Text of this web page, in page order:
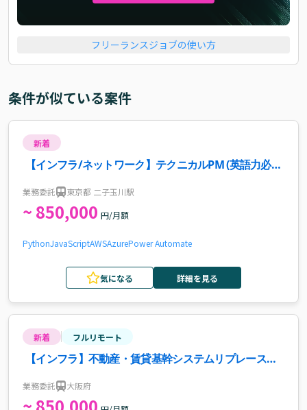
フリーランスジョブの使い方
条件が似ている案件
新着
【インフラ/ネットワーク】テクニカルPM (英語力必
業務委託 東京都 二子玉川駅
~ 850,000 円/月額
PythonJavaScriptAWSAzurePower Automate
気になる 詳細を見る
新着 フルリモート
【インフラ】不動産・賃貸基幹システムリプレース案
業務委託 大阪府